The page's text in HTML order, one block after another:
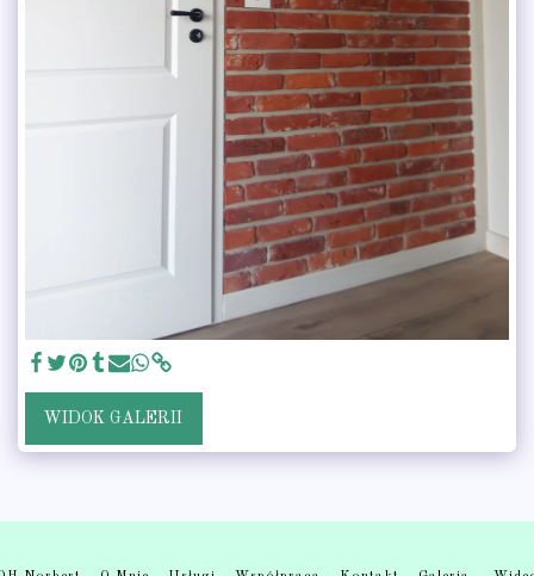
WIDOK GALERII